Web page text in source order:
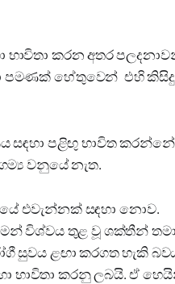
කරන අතර
පමණක් හේතුවෙන් එහි
සඳහා පළිඟු භාවිත
වනුයේ නැත.
එවැන්නක් සඳහා නොව.
විශ්වය තුළ වූ ශක්තීන්
සුවය ළඟා කරගත හැකි
භාවිතා කරනු ලබයි. ඒ